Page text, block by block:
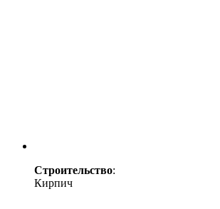
Строительство:
Кирпич